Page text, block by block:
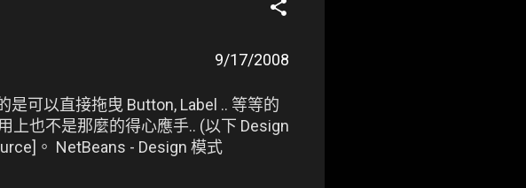
9/17/2008
是可以直接拖曳 Button, Label .. 等等的
上也不是那麼的得心應手.. (以下 Design
。 NetBeans - Design 模式